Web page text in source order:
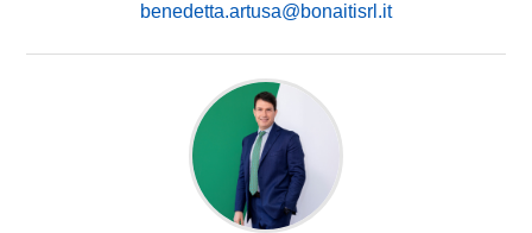
benedetta.artusa@bonaitisrl.it